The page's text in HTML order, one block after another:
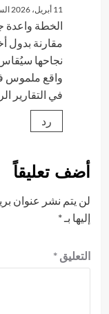
11 أبريل، 2026 الساعة 3:35 م
الخطة واعدة
مقارنة بدول
نجاحها
واقع ملموس
في التقارير
رد
أضف تعليقاً
لن يتم نشر عنوان
إليها بـ*
التعليق*